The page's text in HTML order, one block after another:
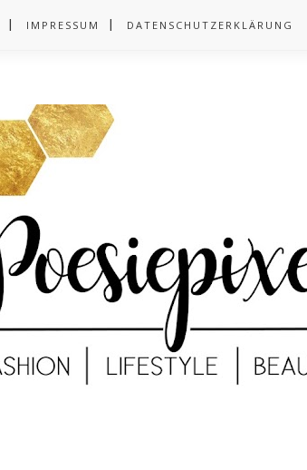
IMPRESSUM DATENSCHUTZERKLÄRUNG